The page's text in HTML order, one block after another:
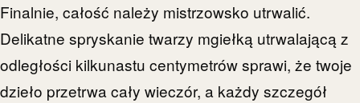
Finalnie, całość należy mistrzowsko utrwalić.
Delikatne spryskanie twarzy mgiełką utrwalającą z
odległości kilkunastu centymetrów sprawi, że twoje
dzieło przetrwa cały wieczór, a każdy szczegół